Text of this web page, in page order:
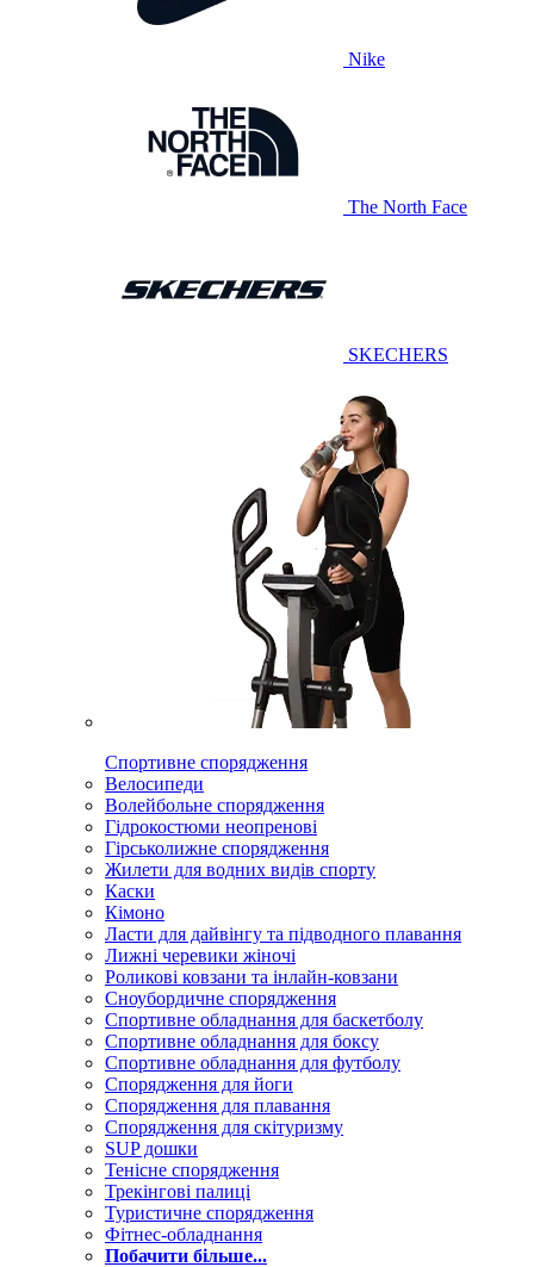
Nike
The North Face
SKECHERS
Спортивне спорядження
Велосипеди
Волейбольне спорядження
Гідрокостюми неопренові
Гірськолижне спорядження
Жилети для водних видів спорту
Каски
Кімоно
Ласти для дайвінгу та підводного плавання
Лижні черевики жіночі
Роликові ковзани та інлайн-ковзани
Сноубордичне спорядження
Спортивне обладнання для баскетболу
Спортивне обладнання для боксу
Спортивне обладнання для футболу
Спорядження для йоги
Спорядження для плавання
Спорядження для скітуризму
SUP дошки
Тенісне спорядження
Трекінгові палиці
Туристичне спорядження
Фітнес-обладнання
Побачити більше...